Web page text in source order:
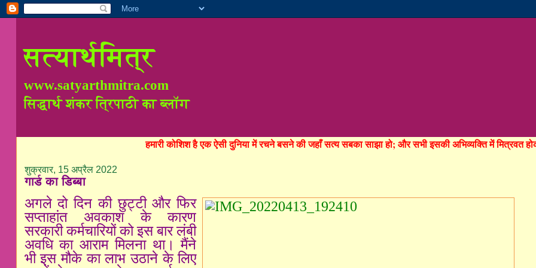
सत्यार्थमित्र
www.satyarthmitra.com
सिद्धार्थ शंकर त्रिपाठी का ब्लॉग
हमारी कोशिश है एक ऐसी दुनिया में रचने बसने की जहाँ सत्य सबका साझा हो; और सभी इसकी अभिव्यक्ति में मित्रवत
शुक्रवार, 15 अप्रैल 2022
गार्ड का डिब्बा
अगले दो दिन की छुट्टी और फिर
सप्ताहांत अवकाश के कारण
सरकारी कर्मचारियों को इस बार लंबी
अवधि का आराम मिलना था। मैंने
भी इस मौके का लाभ उठाने के लिए